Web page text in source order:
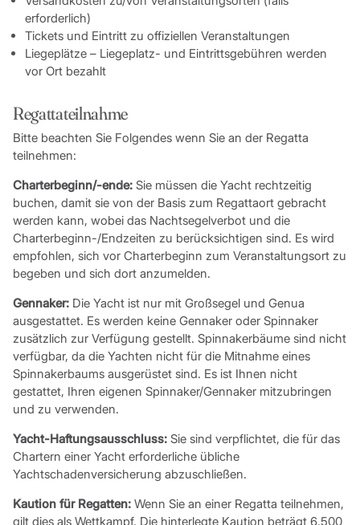
erforderlich)
Tickets und Eintritt zu offiziellen Veranstaltungen
Liegeplätze – Liegeplatz- und Eintrittsgebühren werden
vor Ort bezahlt
Regattateilnahme
Bitte beachten Sie Folgendes wenn Sie an der Regatta
teilnehmen:
Charterbeginn/-ende:Sie müssen die Yacht rechtzeitig
buchen, damit sie von der Basis zum Regattaort gebracht
werden kann, wobei das Nachtsegelverbot und die
Charterbeginn-/Endzeiten zu berücksichtigen sind. Es wird
empfohlen, sich vor Charterbeginn zum Veranstaltungsort zu
begeben und sich dort anzumelden.
Gennaker:Die Yacht ist nur mit Großsegel und Genua
ausgestattet. Es werden keine Gennaker oder Spinnaker
zusätzlich zur Verfügung gestellt. Spinnakerbäume sind nicht
verfügbar, da die Yachten nicht für die Mitnahme eines
Spinnakerbaums ausgerüstet sind. Es ist Ihnen nicht
gestattet, Ihren eigenen Spinnaker/Gennaker mitzubringen
und zu verwenden.
Yacht-Haftungsausschluss:Sie sind verpflichtet, die für das
Chartern einer Yacht erforderliche übliche
Yachtschadenversicherung abzuschließen.
Kaution für Regatten:Wenn Sie an einer Regatta teilnehmen,
gilt dies als Wettkampf. Die hinterlegte Kaution beträgt 6.500